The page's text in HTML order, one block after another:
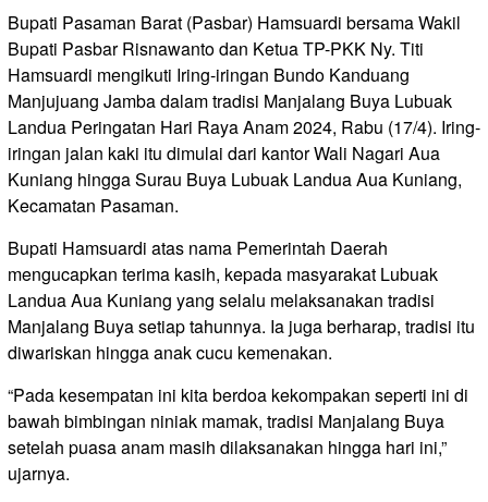
Bupati Pasaman Barat (Pasbar) Hamsuardi bersama Wakil
Bupati Pasbar Risnawanto dan Ketua TP-PKK Ny. Titi
Hamsuardi mengikuti Iring-iringan Bundo Kanduang
Manjujuang Jamba dalam tradisi Manjalang Buya Lubuak
Landua Peringatan Hari Raya Anam 2024, Rabu (17/4). Iring-
iringan jalan kaki itu dimulai dari kantor Wali Nagari Aua
Kuniang hingga Surau Buya Lubuak Landua Aua Kuniang,
Kecamatan Pasaman.
Bupati Hamsuardi atas nama Pemerintah Daerah
mengucapkan terima kasih, kepada masyarakat Lubuak
Landua Aua Kuniang yang selalu melaksanakan tradisi
Manjalang Buya setiap tahunnya. Ia juga berharap, tradisi itu
diwariskan hingga anak cucu kemenakan.
“Pada kesempatan ini kita berdoa kekompakan seperti ini di
bawah bimbingan niniak mamak, tradisi Manjalang Buya
setelah puasa anam masih dilaksanakan hingga hari ini,”
ujarnya.